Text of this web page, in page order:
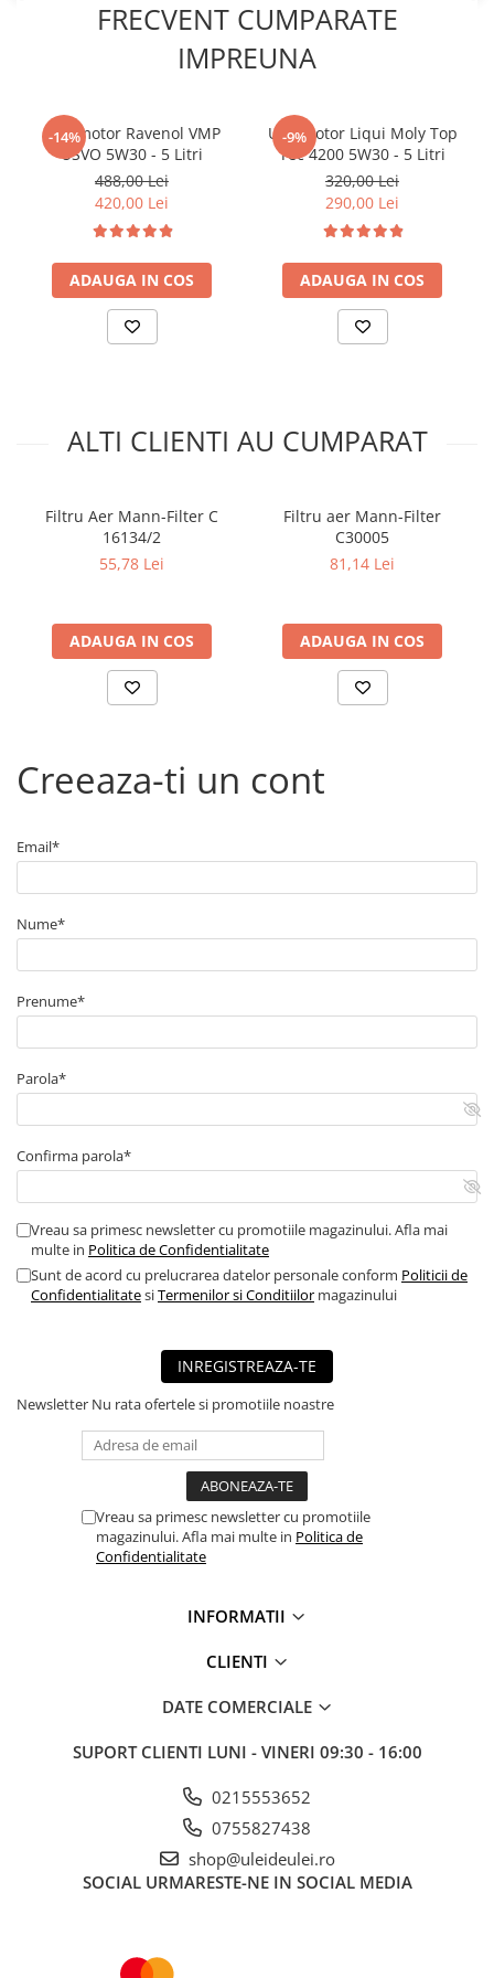
Kit lant distributie
Kit transmisie
Curea transmisie
Busoane/inele etansare
Directie/stabilizare
Bielete antiruliu
Bielete directie
Suspensie
Pivot suspensie
■ Huse scaune auto
■ Tavite auto portbagaj
■ Covorase/presuri auto
■ Accesorii auto interior
■ Accesorii auto exterior
■ Electrice auto
■ Electrice
■ Truse si scule de mana
■ Capace roti
■ Suporturi portbagaj
■ Produse sezoniere
■ Produse universale
■ Echipamente atelier
■ Scule si echipamente
pneumatice
■ Consumabile vopsitorie
■ Lampi camioane
■ Carlige remorcare
■ Accesorii vehicule electrice
■ Mobilier service
■ Scule de mana
► Ulei motor autoturisme
■ Ulei motor RAVENOL
■ Ulei motor MOBIL
■ Ulei motor MOTUL
■ Ulei motor VALVOLINE
FRECVENT CUMPARATE
IMPREUNA
-14%
Ulei motor Ravenol VMP
USVO 5W30 - 5 Litri
488,00 Lei
420,00 Lei
ADAUGA IN COS
-9%
Ulei motor Liqui Moly Top
Tec 4200 5W30 - 5 Litri
320,00 Lei
290,00 Lei
ADAUGA IN COS
ALTI CLIENTI AU CUMPARAT
Filtru Aer Mann-Filter C
16134/2
55,78 Lei
ADAUGA IN COS
Filtru aer Mann-Filter
C30005
81,14 Lei
ADAUGA IN COS
Creeaza-ti un cont
Email*
Nume*
Prenume*
Parola*
Confirma parola*
Vreau sa primesc newsletter cu promotiile magazinului. Afla mai
multe in Politica de Confidentialitate
Sunt de acord cu prelucrarea datelor personale conform Politicii de
ConfidentialitatesiTermenilor si Conditiilor magazinului
INREGISTREAZA-TE
Newsletter Nu rata ofertele si promotiile noastre
Vreau sa primesc newsletter cu promotiile
magazinului. Afla mai multe in Politica de
Confidentialitate
INFORMATII
CLIENTI
DATE COMERCIALE
SUPORT CLIENTI LUNI - VINERI 09:30 - 16:00
0215553652
0755827438
shop@uleideulei.ro
SOCIAL URMARESTE-NE IN SOCIAL MEDIA